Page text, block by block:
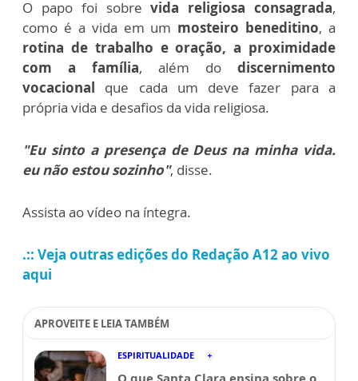
O papo foi sobrevida religiosa consagrada,
como é a vida em um mosteiro beneditino, a
rotina de trabalho e oração, a proximidade
com a família, além do discernimento
vocacional que cada um deve fazer para a
própria vida e desafios da vida religiosa.
"Eu sinto a presença de Deus na minha vida.
eu não estou sozinho", disse.
Assista ao vídeo na íntegra.
.:: Veja outras edições do Redação A12 ao vivo
aqui
APROVEITE E LEIA TAMBÉM
ESPIRITUALIDADE
O que Santa Clara ensina sobre o